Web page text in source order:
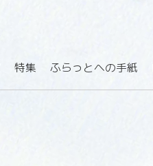
特集 ふらっとへの手紙